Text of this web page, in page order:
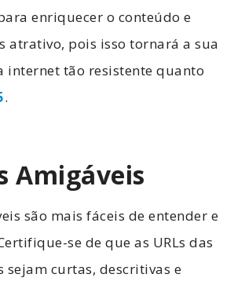
enriquecer o conteúdo e
atrativo, pois isso tornará a sua
internet tão resistente quanto
.
Amigáveis
são mais fáceis de entender e
se de que as URLs das
sejam curtas, descritivas e